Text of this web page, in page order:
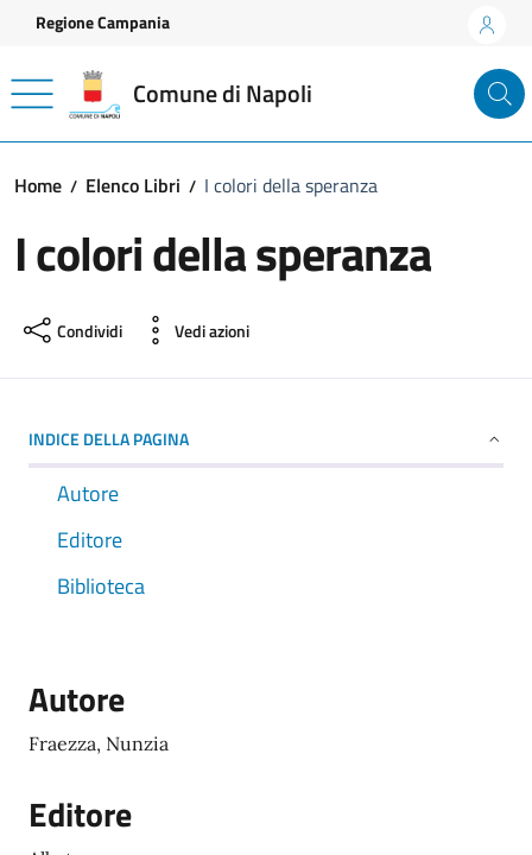
Vai ai contenuti
Vai al footer
Regione Campania
Comune di Napoli
Home Elenco Libri I colori della speranza
I colori della speranza
Condividi Vedi azioni
INDICE DELLA PAGINA
Autore
Editore
Biblioteca
Autore
Fraezza, Nunzia
Editore